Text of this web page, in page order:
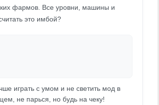
фармов. Все уровни, машины и
это имбой?
играть с умом и не светить мод в
не парься, но будь на чеку!